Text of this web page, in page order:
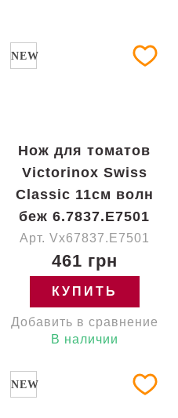
NEW
Нож для томатов
Victorinox Swiss
Classic 11см волн
беж 6.7837.E7501
Арт. Vx67837.E7501
461 грн
КУПИТЬ
Добавить в сравнение
В наличии
NEW